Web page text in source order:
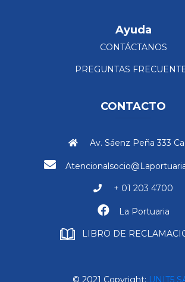
Ayuda
CONTÁCTANOS
PREGUNTAS
CONTACTO
Av. Sáenz Peña 333
+ 01 203 4700
La Portuaria
LIBRO DE
© 2021 Copyright: UNIT5